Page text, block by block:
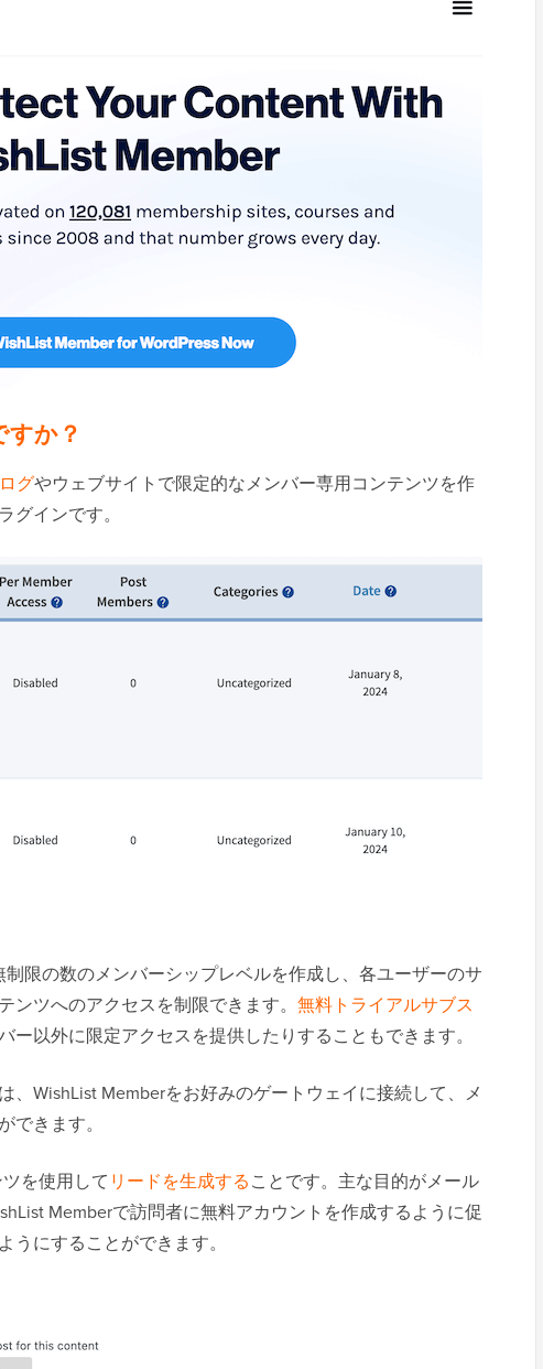
か？
グやウェブサイトで限定的なメンバー専用コンテンツを作
グインです。
限の数のメンバーシップレベルを作成し、各ユーザーのサ
ツへのアクセスを制限できます。 無料トライアルサブス
ー以外に限定アクセスを提供したりすることもできます。
、WishList Memberをお好みのゲートウェイに接続して、メ
できます。
を使用して リードを生成することです。主な目的がメール
Memberで訪問者に無料アカウントを作成するように促
うにすることができます。